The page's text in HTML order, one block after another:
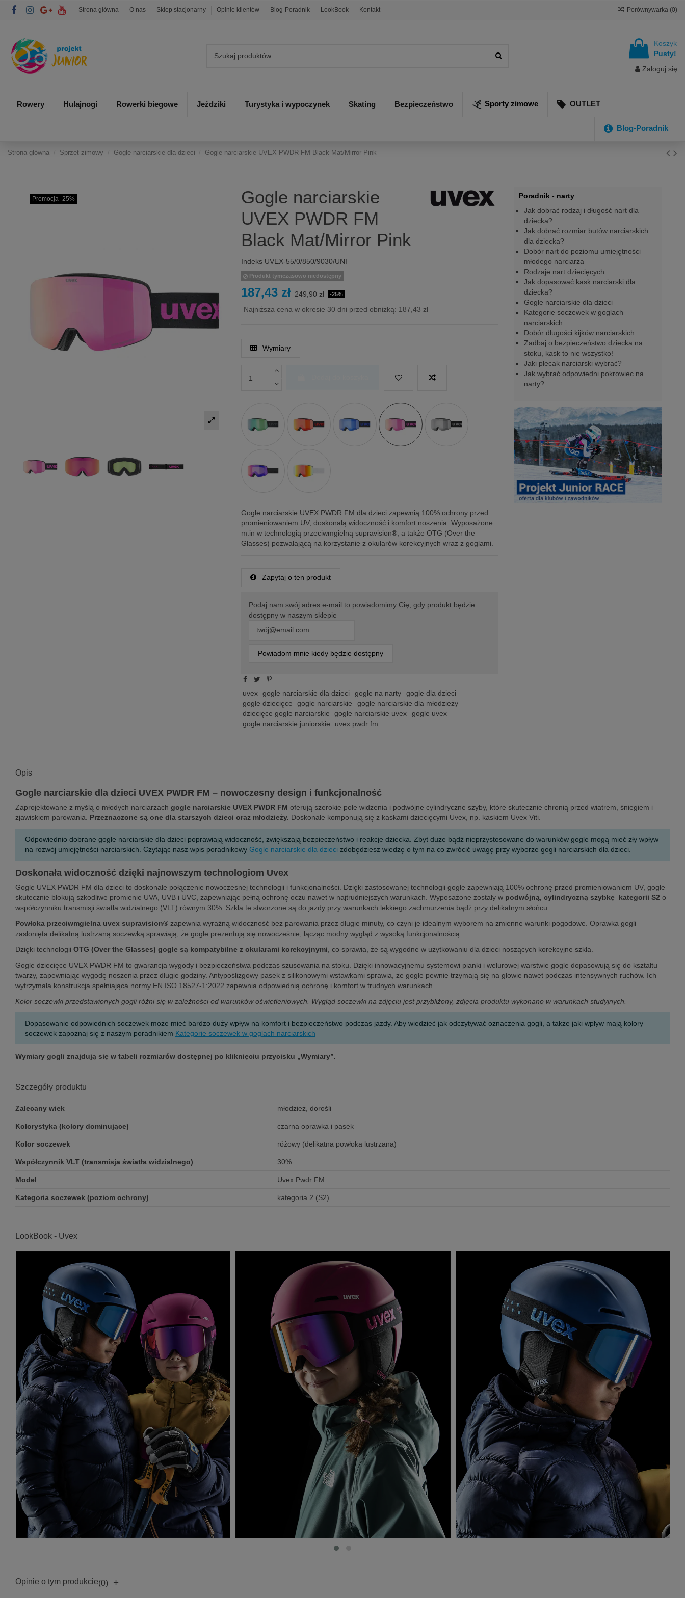
Strona główna O nas Sklep stacjonarny Opinie klientów Blog-Poradnik LookBook Kontakt Porównywarka (0)
Koszyk
Pusty!
Zaloguj się
Rowery Hulajnogi Rowerki biegowe Jeździki Turystyka i wypoczynek Skating Bezpieczeństwo Sporty zimowe OUTLET
Blog-Poradnik
Strona główna Sprzęt zimowy Gogle narciarskie dla dzieci Gogle narciarskie UVEX PWDR FM Black Mat/Mirror Pink
Promocja -25%
Gogle narciarskie
UVEX PWDR FM
Black Mat/Mirror Pink
Indeks UVEX-55/0/850/9030/UNI
Produkt tymczasowo niedostępny
187,43 zł 249,90 zł -25%
Najniższa cena w okresie 30 dni przed obniżką: 187,43 zł
Wymiary
Gogle narciarskie UVEX PWDR FM dla dzieci zapewnią 100% ochrony przed
promieniowaniem UV, doskonałą widoczność i komfort noszenia. Wyposażone
m.in w technologią przeciwmgielną supravision®, a także OTG (Over the
Glasses) pozwalającą na korzystanie z okularów korekcyjnych wraz z goglami.
Zapytaj o ten produkt
Podaj nam swój adres e-mail to powiadomimy Cię, gdy produkt będzie
dostępny w naszym sklepie
Powiadom mnie kiedy będzie dostępny
uvex gogle narciarskie dla dzieci gogle na narty
gogle dla dzieci
gogle dziecięce
gogle narciarskie
gogle narciarskie dla młodzieży
dziecięce gogle narciarskie
gogle narciarskie uvex
gogle uvex
gogle narciarskie juniorskie
uvex pwdr fm
Poradnik - narty
Jak dobrać rodzaj i długość nart dla
dziecka?
Jak dobrać rozmiar butów narciarskich
dla dziecka?
Dobór nart do poziomu umiejętności
młodego narciarza
Rodzaje nart dziecięcych
Jak dopasować kask narciarski dla
dziecka?
Gogle narciarskie dla dzieci
Kategorie soczewek w goglach
narciarskich
Dobór długości kijków narciarskich
Zadbaj o bezpieczeństwo dziecka na
stoku, kask to nie wszystko!
Jaki plecak narciarski wybrać?
Jak wybrać odpowiedni pokrowiec na
narty?
Opis
Gogle narciarskie dla dzieci UVEX PWDR FM – nowoczesny design i funkcjonalność
Zaprojektowane z myślą o młodych narciarzach gogle narciarskie UVEX PWDR FM oferują szerokie pole widzenia i podwójne cylindryczne szyby, które skutecznie chronią przed wiatrem, śniegiem i
zjawiskiem parowania. Przeznaczone są one dla starszych dzieci oraz młodzieży. Doskonale komponują się z kaskami dziecięcymi Uvex, np. kaskiem Uvex Viti.
Odpowiednio dobrane gogle narciarskie dla dzieci poprawiają widoczność, zwiększają bezpieczeństwo i reakcje dziecka. Zbyt duże bądź nieprzystosowane do warunków gogle mogą mieć zły wpływ
na rozwój umiejętności narciarskich. Czytając nasz wpis poradnikowy Gogle narciarskie dla dzieci zdobędziesz wiedzę o tym na co zwrócić uwagę przy wyborze gogli narciarskich dla dzieci.
Doskonała widoczność dzięki najnowszym technologiom Uvex
Gogle UVEX PWDR FM dla dzieci to doskonałe połączenie nowoczesnej technologii i funkcjonalności. Dzięki zastosowanej technologii gogle zapewniają 100% ochronę przed promieniowaniem UV, gogle
skutecznie blokują szkodliwe promienie UVA, UVB i UVC, zapewniając pełną ochronę oczu nawet w najtrudniejszych warunkach. Wyposażone zostały w podwójną, cylindryczną szybkę kategorii S2 o
współczynniku transmisji światła widzialnego (VLT) równym 30%. Szkła te stworzone są do jazdy przy warunkach lekkiego zachmurzenia bądź przy delikatnym słońcu
Powłoka przeciwmgielna uvex supravision® zapewnia wyraźną widoczność bez parowania przez długie minuty, co czyni je idealnym wyborem na zmienne warunki pogodowe. Oprawka gogli
zasłonięta delikatną lustrzaną soczewką sprawiają, że gogle prezentują się nowocześnie, łącząc modny wygląd z wysoką funkcjonalnością.
Dzięki technologii OTG (Over the Glasses) gogle są kompatybilne z okularami korekcyjnymi , co sprawia, że są wygodne w użytkowaniu dla dzieci noszących korekcyjne szkła.
Gogle dziecięce UVEX PWDR FM to gwarancja wygody i bezpieczeństwa podczas szusowania na stoku. Dzięki innowacyjnemu systemowi pianki i welurowej warstwie gogle dopasowują się do kształtu
twarzy, zapewniając wygodę noszenia przez długie godziny. Antypoślizgowy pasek z silikonowymi wstawkami sprawia, że gogle pewnie trzymają się na głowie nawet podczas intensywnych ruchów. Ich
wytrzymała konstrukcja spełniająca normy EN ISO 18527-1:2022 zapewnia odpowiednią ochronę i komfort w trudnych warunkach.
Kolor soczewkiprzedstawionych gogli różni się w zależności od warunków oświetleniowych. Wygląd soczewki na zdjęciu jest przybliżony, zdjęcia produktu wykonano w warunkach studyjnych.
Dopasowanie odpowiednich soczewek może mieć bardzo duży wpływ na komfort i bezpieczeństwo podczas jazdy. Aby wiedzieć jak odczytywać oznaczenia gogli, a także jaki wpływ mają kolory
soczewek zapoznaj się z naszym poradnikiem Kategorie soczewek w goglach narciarskich
Wymiary gogli znajdują się w tabeli rozmiarów dostępnej po kliknięciu przycisku „Wymiary”.
Szczegóły produktu
Zalecany wiek młodzież, dorośli
Kolorystyka (kolory dominujące) czarna oprawka i pasek
Kolor soczewek różowy (delikatna powłoka lustrzana)
Współczynnik VLT (transmisja światła widzialnego) 30%
Model Uvex Pwdr FM
Kategoria soczewek (poziom ochrony) kategoria 2 (S2)
LookBook - Uvex
Opinie o tym produkcie(0) +